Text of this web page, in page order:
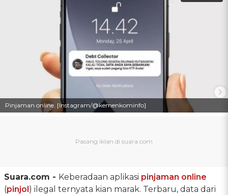
Pinjaman online. [Instagram/@kemenkominfo]
Suara.com - Keberadaan aplikasi pinjaman online
(pinjol) ilegal ternyata kian marak. Terbaru, data dari